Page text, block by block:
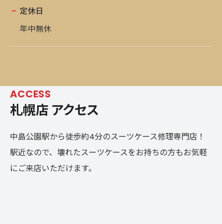
定休日
年中無休
ACCESS
札幌店 アクセス
中島公園駅から徒歩約4分のスーツケース修理専門店！
駅近なので、壊れたスーツケースをお持ちの方もお気軽
にご来店いただけます。